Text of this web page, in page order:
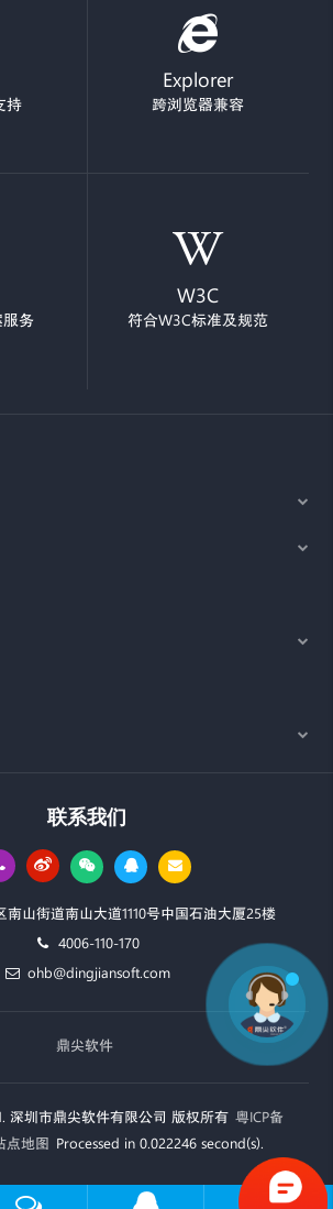
持
Explorer
跨浏览器兼容
服务
W3C
符合W3C标准及规范
联系我们
南山街道南山大道1110号中国石油大厦25楼
4006-110-170
ohb@dingjiansoft.com
鼎尖软件
深圳市鼎尖软件有限公司 版权所有 粤ICP备
点地图 Processed in 0.022246 second(s).